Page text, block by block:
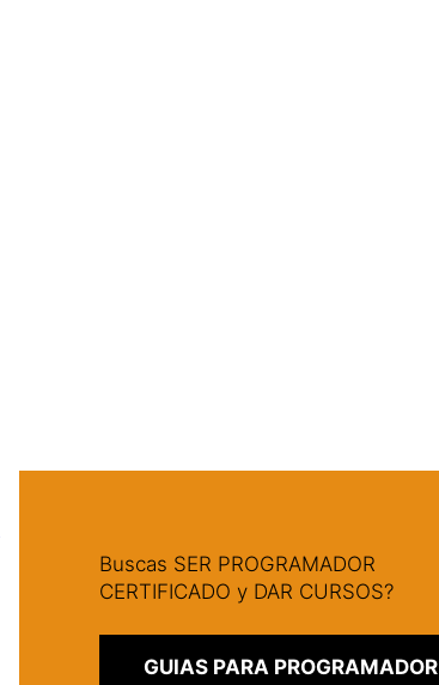
Buscas SER PROGRAMADOR
CERTIFICADO y DAR CURSOS?
GUIAS PARA PROGRAMADOR